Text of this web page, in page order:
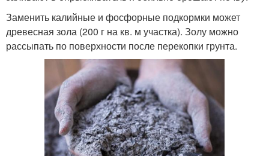
Заменить калийные и фосфорные подкормки может
древесная зола (200 г на кв. м участка). Золу можно
рассыпать по поверхности после перекопки грунта.